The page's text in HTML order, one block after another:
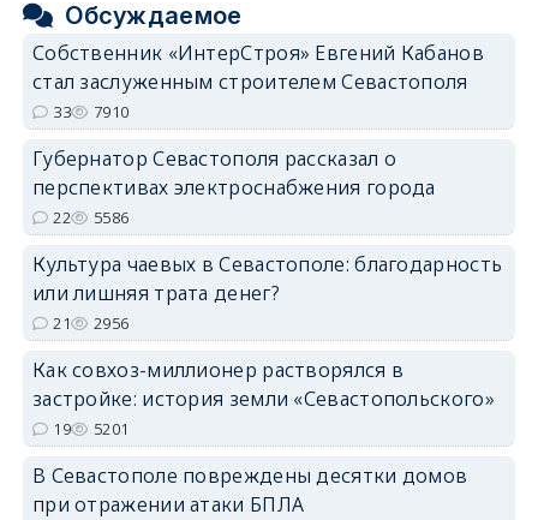
Обсуждаемое
Собственник «ИнтерСтроя» Евгений Кабанов
стал заслуженным строителем Севастополя
33 7910
Губернатор Севастополя рассказал о
перспективах электроснабжения города
22 5586
Культура чаевых в Севастополе: благодарность
или лишняя трата денег?
21 2956
Как совхоз-миллионер растворялся в
застройке: история земли «Севастопольского»
19 5201
В Севастополе повреждены десятки домов
при отражении атаки БПЛА